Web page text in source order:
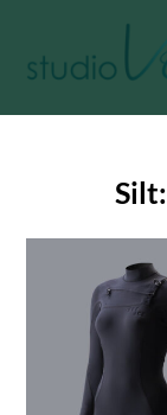
content
Silt: